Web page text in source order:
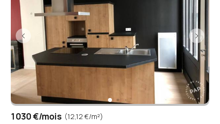
1 030 €/mois (12,12 €/m²)